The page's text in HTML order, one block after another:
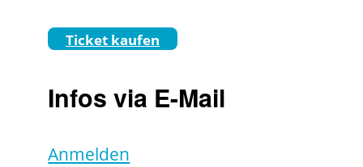
Ticket kaufen
Infos via E-Mail
Anmelden